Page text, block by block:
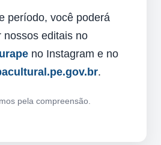
período, você poderá
nossos editais no
no Instagram e no
.
pela compreensão.